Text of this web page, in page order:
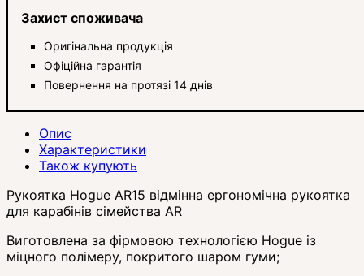
Захист споживача
Оригінальна продукція
Офіційна гарантія
Повернення на протязі 14 днів
Опис
Характеристики
Також купують
Рукоятка Hogue AR15 відмінна ергономічна рукоятка
для карабінів сімейства AR
Виготовлена ​​за фірмовою технологією Hogue із
міцного полімеру, покритого шаром гуми;